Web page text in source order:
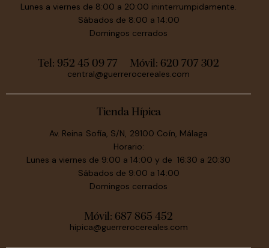
Lunes a viernes de 8:00 a 20:00 ininterrumpidamente.
Sábados de 8:00 a 14:00
Domingos cerrados
Tel: 952 45 09 77 Móvil: 620 707 302
central@guerrerocereales.com
Tienda Hípica
Av. Reina Sofía, S/N, 29100 Coín, Málaga
Horario:
Lunes a viernes de 9:00 a 14:00 y de 16:30 a 20:30
Sábados de 9:00 a 14:00
Domingos cerrados
Móvil: 687 865 452
hipica@guerrerocereales.com